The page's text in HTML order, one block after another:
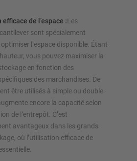
de l’espace :Les
sont spécialement
l’espace disponible. Étant
vous pouvez maximiser la
en fonction des
des marchandises. De
être utilisés à simple ou double
encore la capacité selon
de l’entrepôt. C’est
avantageux dans les grands
où l’utilisation efficace de